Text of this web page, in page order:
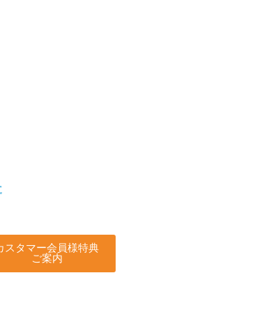
スタマー会員様特典
ご案内